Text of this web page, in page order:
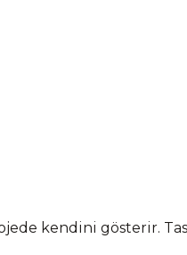
kendini gösterir.